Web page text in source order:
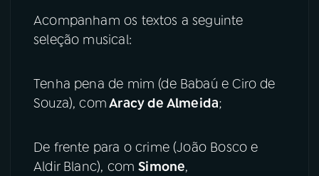
Acompanham os textos a seguinte
seleção musical:
Tenha pena de mim (de Babaú e Ciro de
Souza), comAracy de Almeida;
De frente para o crime (João Bosco e
Aldir Blanc), comSimone,